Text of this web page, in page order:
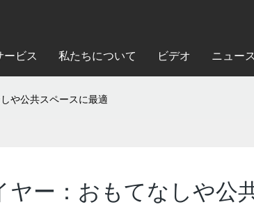
ービス 私たちについて ビデオ ニュース
や公共スペースに最適
ヤー：おもてなしや公